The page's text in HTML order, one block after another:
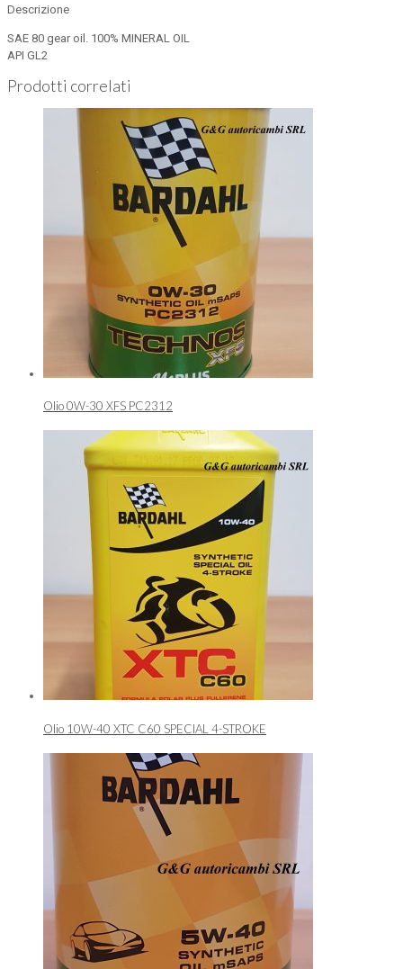
Descrizione
SAE 80 gear oil. 100% MINERAL OIL
API GL2
Prodotti correlati
Olio 0W-30 XFS PC2312
Olio 10W-40 XTC C60 SPECIAL 4-STROKE